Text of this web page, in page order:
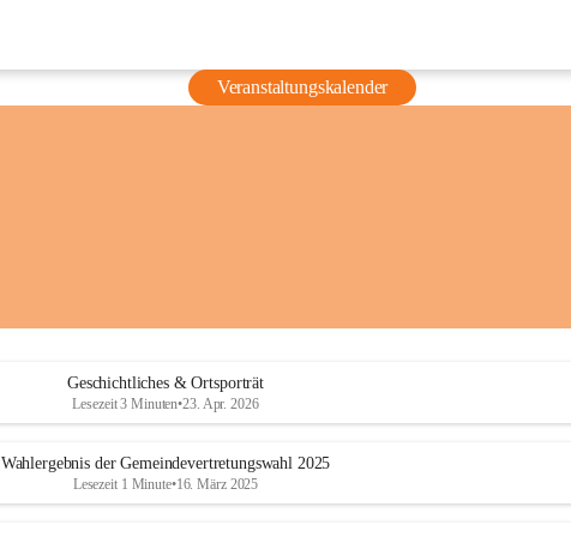
Veranstaltungskalender
Geschichtliches & Ortsporträt
Lesezeit 3 Minuten•23. Apr. 2026
Wahlergebnis der Gemeindevertretungswahl 2025
Lesezeit 1 Minute•16. März 2025